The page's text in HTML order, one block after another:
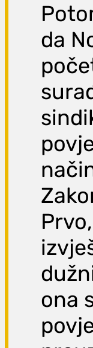
da
ona